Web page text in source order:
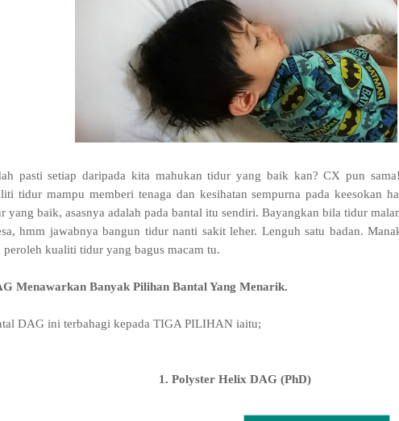
pasti setiap daripada kita mahukan tidur yang baik kan? CX pun
tidur mampu memberi tenaga dan kesihatan sempurna pada keesokan
yang baik, asasnya adalah pada bantal itu sendiri. Bayangkan bila tidur
hmm jawabnya bangun tidur nanti sakit leher. Lenguh satu badan.
peroleh kualiti tidur yang bagus macam tu.
Menawarkan Banyak Pilihan Bantal Yang Menarik.
DAG ini terbahagi kepada TIGA PILIHAN iaitu;
1. Polyster Helix DAG (PhD)